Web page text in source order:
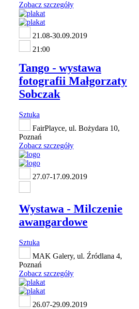
Zobacz szczegóły
21.08-30.09.2019
21:00
Tango - wystawa
fotografii Małgorzaty
Sobczak
Sztuka
FairPlayce, ul. Bożydara 10,
Poznań
Zobacz szczegóły
27.07-17.09.2019
Wystawa - Milczenie
awangardowe
Sztuka
MAK Galery, ul. Źródlana 4,
Poznań
Zobacz szczegóły
26.07-29.09.2019